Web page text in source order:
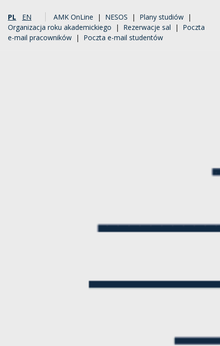
PL EN AMK OnLine | NESOS | Plany studiów |
Organizacja roku akademickiego | Rezerwacje sal | Poczta
e-mail pracowników | Poczta e-mail studentów